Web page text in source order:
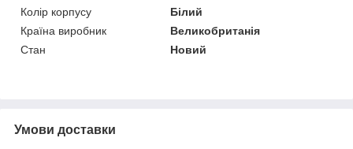
Колір корпусу
Білий
Країна виробник
Великобританія
Стан
Новий
Умови доставки